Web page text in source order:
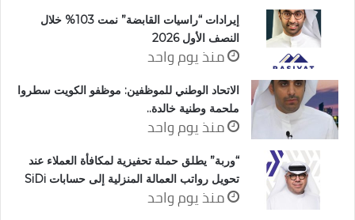
إيرادات “راسيات القابضة” نمت 103% خلال
النصف الأول 2026
منذ يوم واحد
الاتحاد الوطني للموظفين: موظفو الكويت سطروا
ملحمة وطنية خالدة..
منذ يوم واحد
“وربة” يطلق حملة تحفيزية لمكافأة العملاء عند
تحويل رواتب العمالة المنزلية إلى حسابات SiDi
منذ يوم واحد